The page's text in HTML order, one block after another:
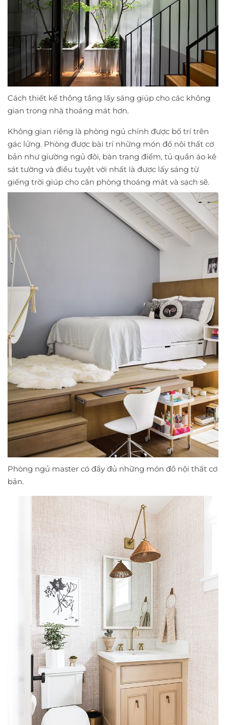
Cách thiết kế thông tầng lấy sáng giúp cho các không
gian trong nhà thoáng mát hơn.
Không gian riêng là phòng ngủ chính được bố trí trên
gác lửng. Phòng được bài trí những món đồ nội thất cơ
bản như giường ngủ đôi, bàn trang điểm, tủ quần áo kê
sát tường và điều tuyệt vời nhất là được lấy sáng từ
giếng trời giúp cho căn phòng thoáng mát và sạch sẽ.
Phòng ngủ master có đầy đủ những món đồ nội thất cơ
bản.